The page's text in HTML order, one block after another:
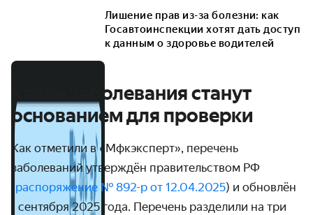
Лишение прав из-за болезни: как
Госавтоинспекции хотят дать доступ
к данным о здоровье водителей
Какие заболевания станут
основанием для проверки
Как отметили в «Мфкэксперт», перечень
заболеваний утверждён правительством РФ
(распоряжение № 892-р от 12.04.2025) и обновлён
1 сентября 2025 года. Перечень разделили на три